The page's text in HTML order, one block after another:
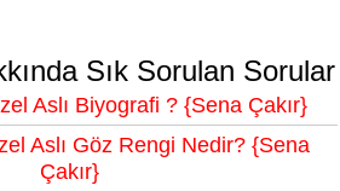
Sık Sorulan Sorular
Aslı Biyografi ? {Sena Çakır}
Aslı Göz Rengi Nedir? {Sena
Çakır}